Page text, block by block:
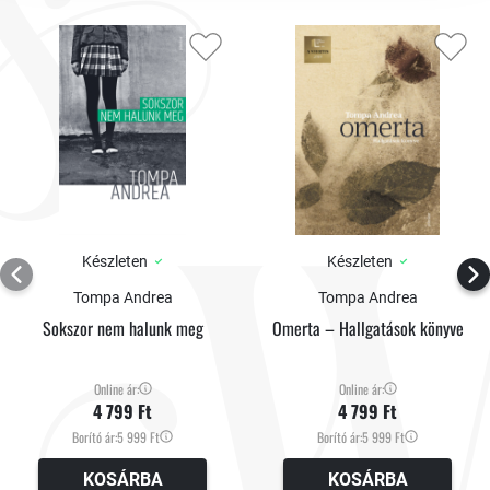
Készleten
Tompa Andrea
Sokszor nem halunk meg
Online ár:
4 799 Ft
Borító ár:5 999 Ft
KOSÁRBA
Készleten
Tompa Andrea
Omerta – Hallgatások könyve
Online ár:
4 799 Ft
Borító ár:5 999 Ft
KOSÁRBA